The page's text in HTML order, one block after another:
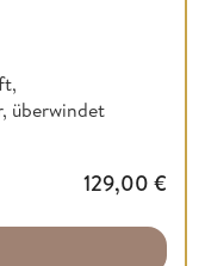
überwindet
129,00 €